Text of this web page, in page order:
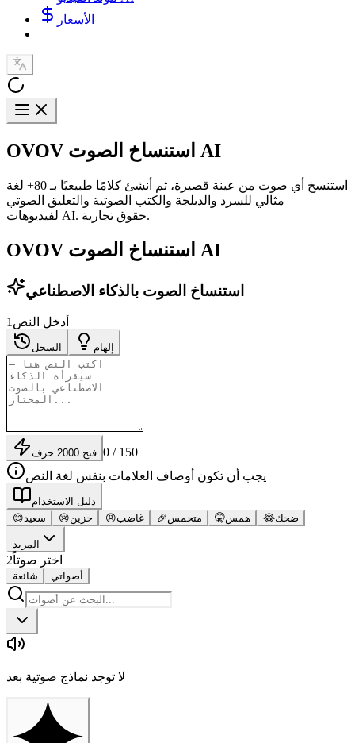
الأسعار
OVOV استنساخ الصوت AI
استنسخ أي صوت من عينة قصيرة، ثم أنشئ كلامًا طبيعيًا بـ 80+ لغة
— مثالي للسرد والدبلجة والكتب الصوتية والتعليق الصوتي
لفيديوهات AI. حقوق تجارية.
OVOV استنساخ الصوت AI
استنساخ الصوت بالذكاء الاصطناعي
1 أدخل النص
السجل إلهام
فتح 2000 حرف 0 / 150
يجب أن تكون أوصاف العلامات بنفس لغة النص
دليل الاستخدام
😊سعيد 😢حزين 😠غاضب 🎉متحمس 🤫همس 😂ضحك
المزيد
2اختر صوتاً
شائعة أصواتي
لا توجد نماذج صوتية بعد